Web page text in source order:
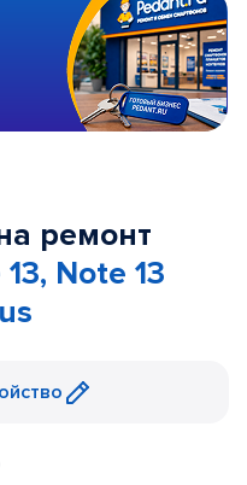
ремонт
Note 13